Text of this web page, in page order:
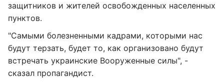
защитников и жителей освобожденных населенных
пунктов.
"Самыми болезненными кадрами, которыми нас
будут терзать, будет то, как организовано будут
встречать украинские Вооруженные силы", -
сказал пропагандист.